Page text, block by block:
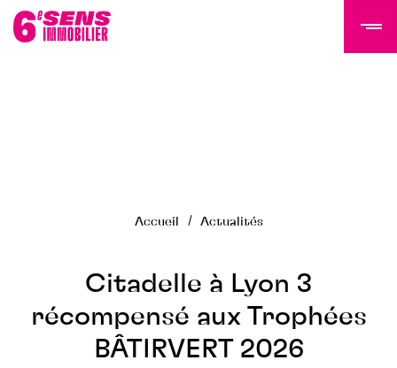
NOS PROGRAMMES
Tertiaire
Accueil Actualités
Citadelle à Lyon 3
récompensé aux Trophées
BÂTIRVERT 2026